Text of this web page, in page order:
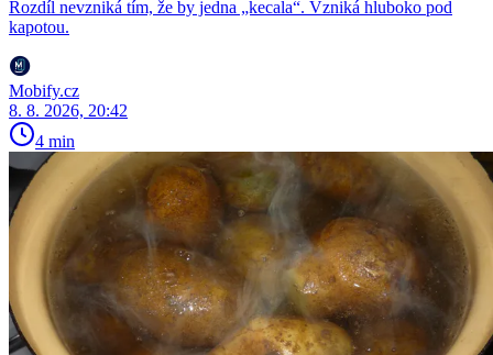
Rozdíl nevzniká tím, že by jedna „kecala“. Vzniká hluboko pod
kapotou.
Mobify.cz
8. 8. 2026, 20:42
4 min